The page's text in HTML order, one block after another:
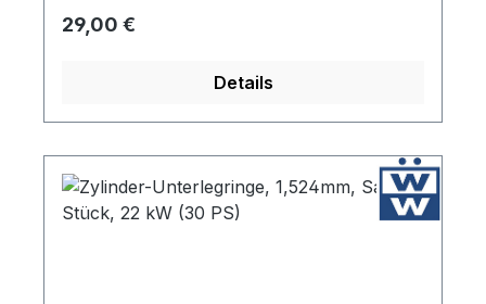
Regulärer Preis:
29,00 €
Details